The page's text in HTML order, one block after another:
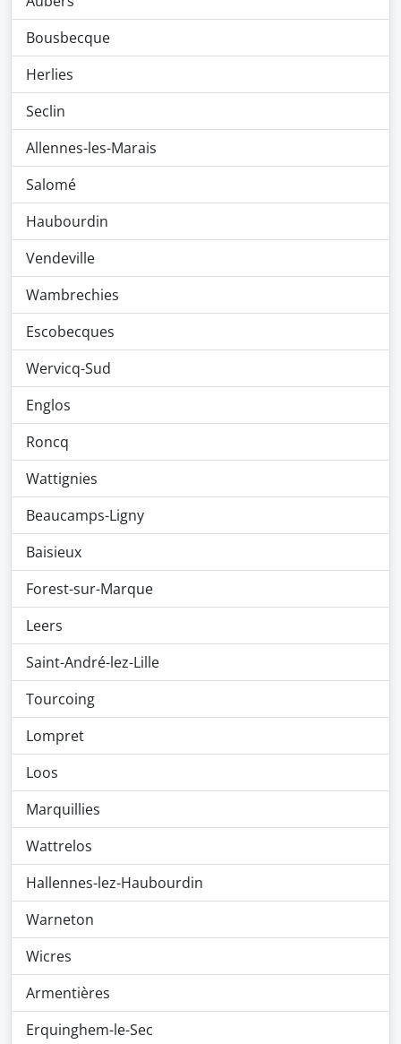
Bousbecque
Herlies
Seclin
Allennes-les-Marais
Salomé
Haubourdin
Vendeville
Wambrechies
Escobecques
Wervicq-Sud
Englos
Roncq
Wattignies
Beaucamps-Ligny
Baisieux
Forest-sur-Marque
Leers
Saint-André-lez-Lille
Tourcoing
Lompret
Loos
Marquillies
Wattrelos
Hallennes-lez-Haubourdin
Warneton
Wicres
Armentières
Erquinghem-le-Sec